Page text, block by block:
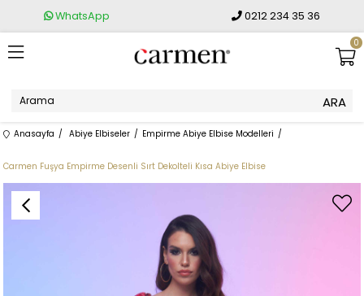
WhatsApp 0212 234 35 36
0
Anasayfa Abiye Elbiseler Empirme Abiye Elbise Modelleri
Carmen Fuşya Empirme Desenli Sırt Dekolteli Kısa Abiye Elbise